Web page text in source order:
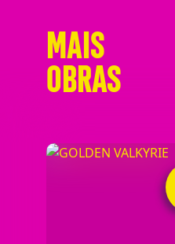
MAIS
OBRAS